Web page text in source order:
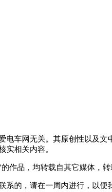
电车网无关。其原创性以及
实相关内容。
作品，均转载自其它媒体，
的，请在一周内进行，以便